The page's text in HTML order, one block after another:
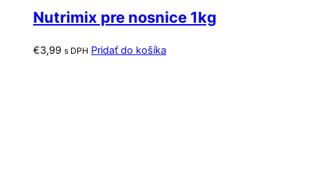
Nutrimix pre nosnice 1kg
€3,99 s DPH Pridať do košíka